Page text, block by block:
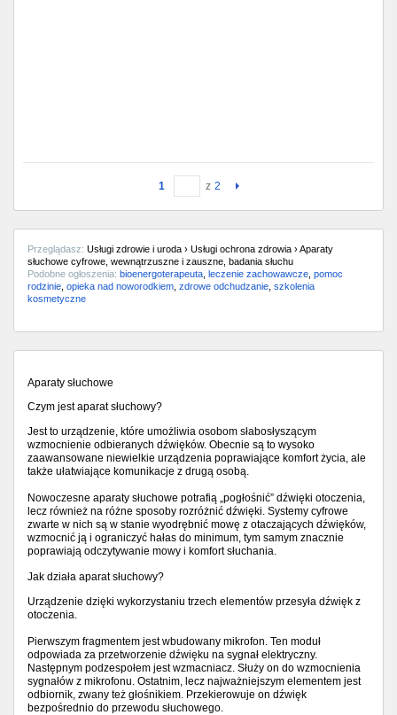
1 z 2
Przeglądasz: Usługi zdrowie i uroda › Usługi ochrona zdrowia › Aparaty
słuchowe cyfrowe, wewnątrzuszne i zauszne, badania słuchu
Podobne ogłoszenia: bioenergoterapeuta leczenie zachowawcze pomoc
rodzinie opieka nad noworodkiem zdrowe odchudzanie szkolenia
kosmetyczne
Aparaty słuchowe
Czym jest aparat słuchowy?
Jest to urządzenie, które umożliwia osobom słabosłyszącym
wzmocnienie odbieranych dźwięków. Obecnie są to wysoko
zaawansowane niewielkie urządzenia poprawiające komfort życia, ale
także ułatwiające komunikacje z drugą osobą.
Nowoczesne aparaty słuchowe potrafią „pogłośnić” dźwięki otoczenia,
lecz również na różne sposoby rozróżnić dźwięki. Systemy cyfrowe
zwarte w nich są w stanie wyodrębnić mowę z otaczających dźwięków,
wzmocnić ją i ograniczyć hałas do minimum, tym samym znacznie
poprawiają odczytywanie mowy i komfort słuchania.
Jak działa aparat słuchowy?
Urządzenie dzięki wykorzystaniu trzech elementów przesyła dźwięk z
otoczenia.
Pierwszym fragmentem jest wbudowany mikrofon. Ten moduł
odpowiada za przetworzenie dźwięku na sygnał elektryczny.
Następnym podzespołem jest wzmacniacz. Służy on do wzmocnienia
sygnałów z mikrofonu. Ostatnim, lecz najważniejszym elementem jest
odbiornik, zwany też głośnikiem. Przekierowuje on dźwięk
bezpośrednio do przewodu słuchowego.